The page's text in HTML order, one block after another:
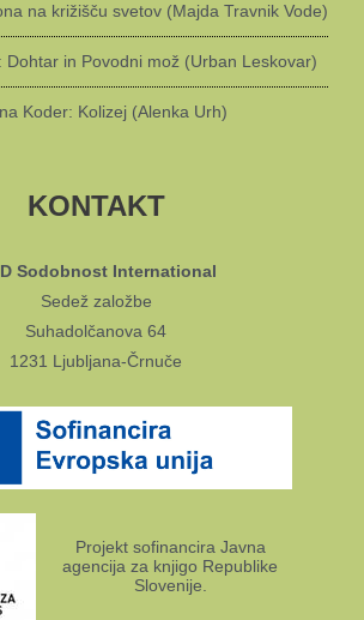
na križišču svetov (Majda Travnik Vode)
Dohtar in Povodni mož (Urban Leskovar)
Koder: Kolizej (Alenka Urh)
KONTAKT
Sodobnost International
Sedež založbe
Suhadolčanova 64
1231 Ljubljana-Črnuče
Projekt sofinancira Javna
agencija za knjigo Republike
Slovenije.